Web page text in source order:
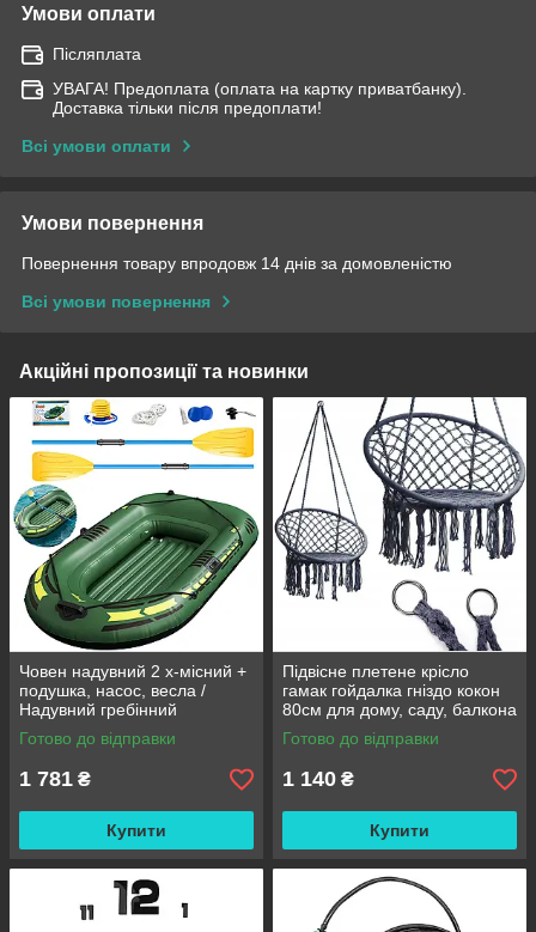
Умови оплати
Післяплата
УВАГА! Предоплата (оплата на картку приватбанку).
Доставка тільки після предоплати!
Всі умови оплати
Умови повернення
Повернення товару впродовж 14 днів за домовленістю
Всі умови повернення
Акційні пропозиції та новинки
Човен надувний 2 х-місний +
подушка, насос, весла /
Надувний гребінний
двомісний гумовий човен
180/98см
Готово до відправки
1 781 ₴
Купити
Підвісне плетене крісло
гамак гойдалка гніздо кокон
80см для дому, саду, балкона
та тераси
Готово до відправки
1 140 ₴
Купити